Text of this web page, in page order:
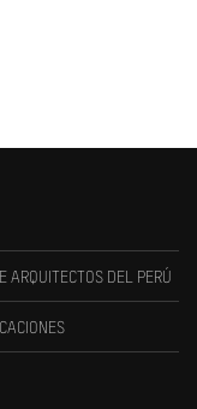
ARQUITECTOS DEL PERÚ